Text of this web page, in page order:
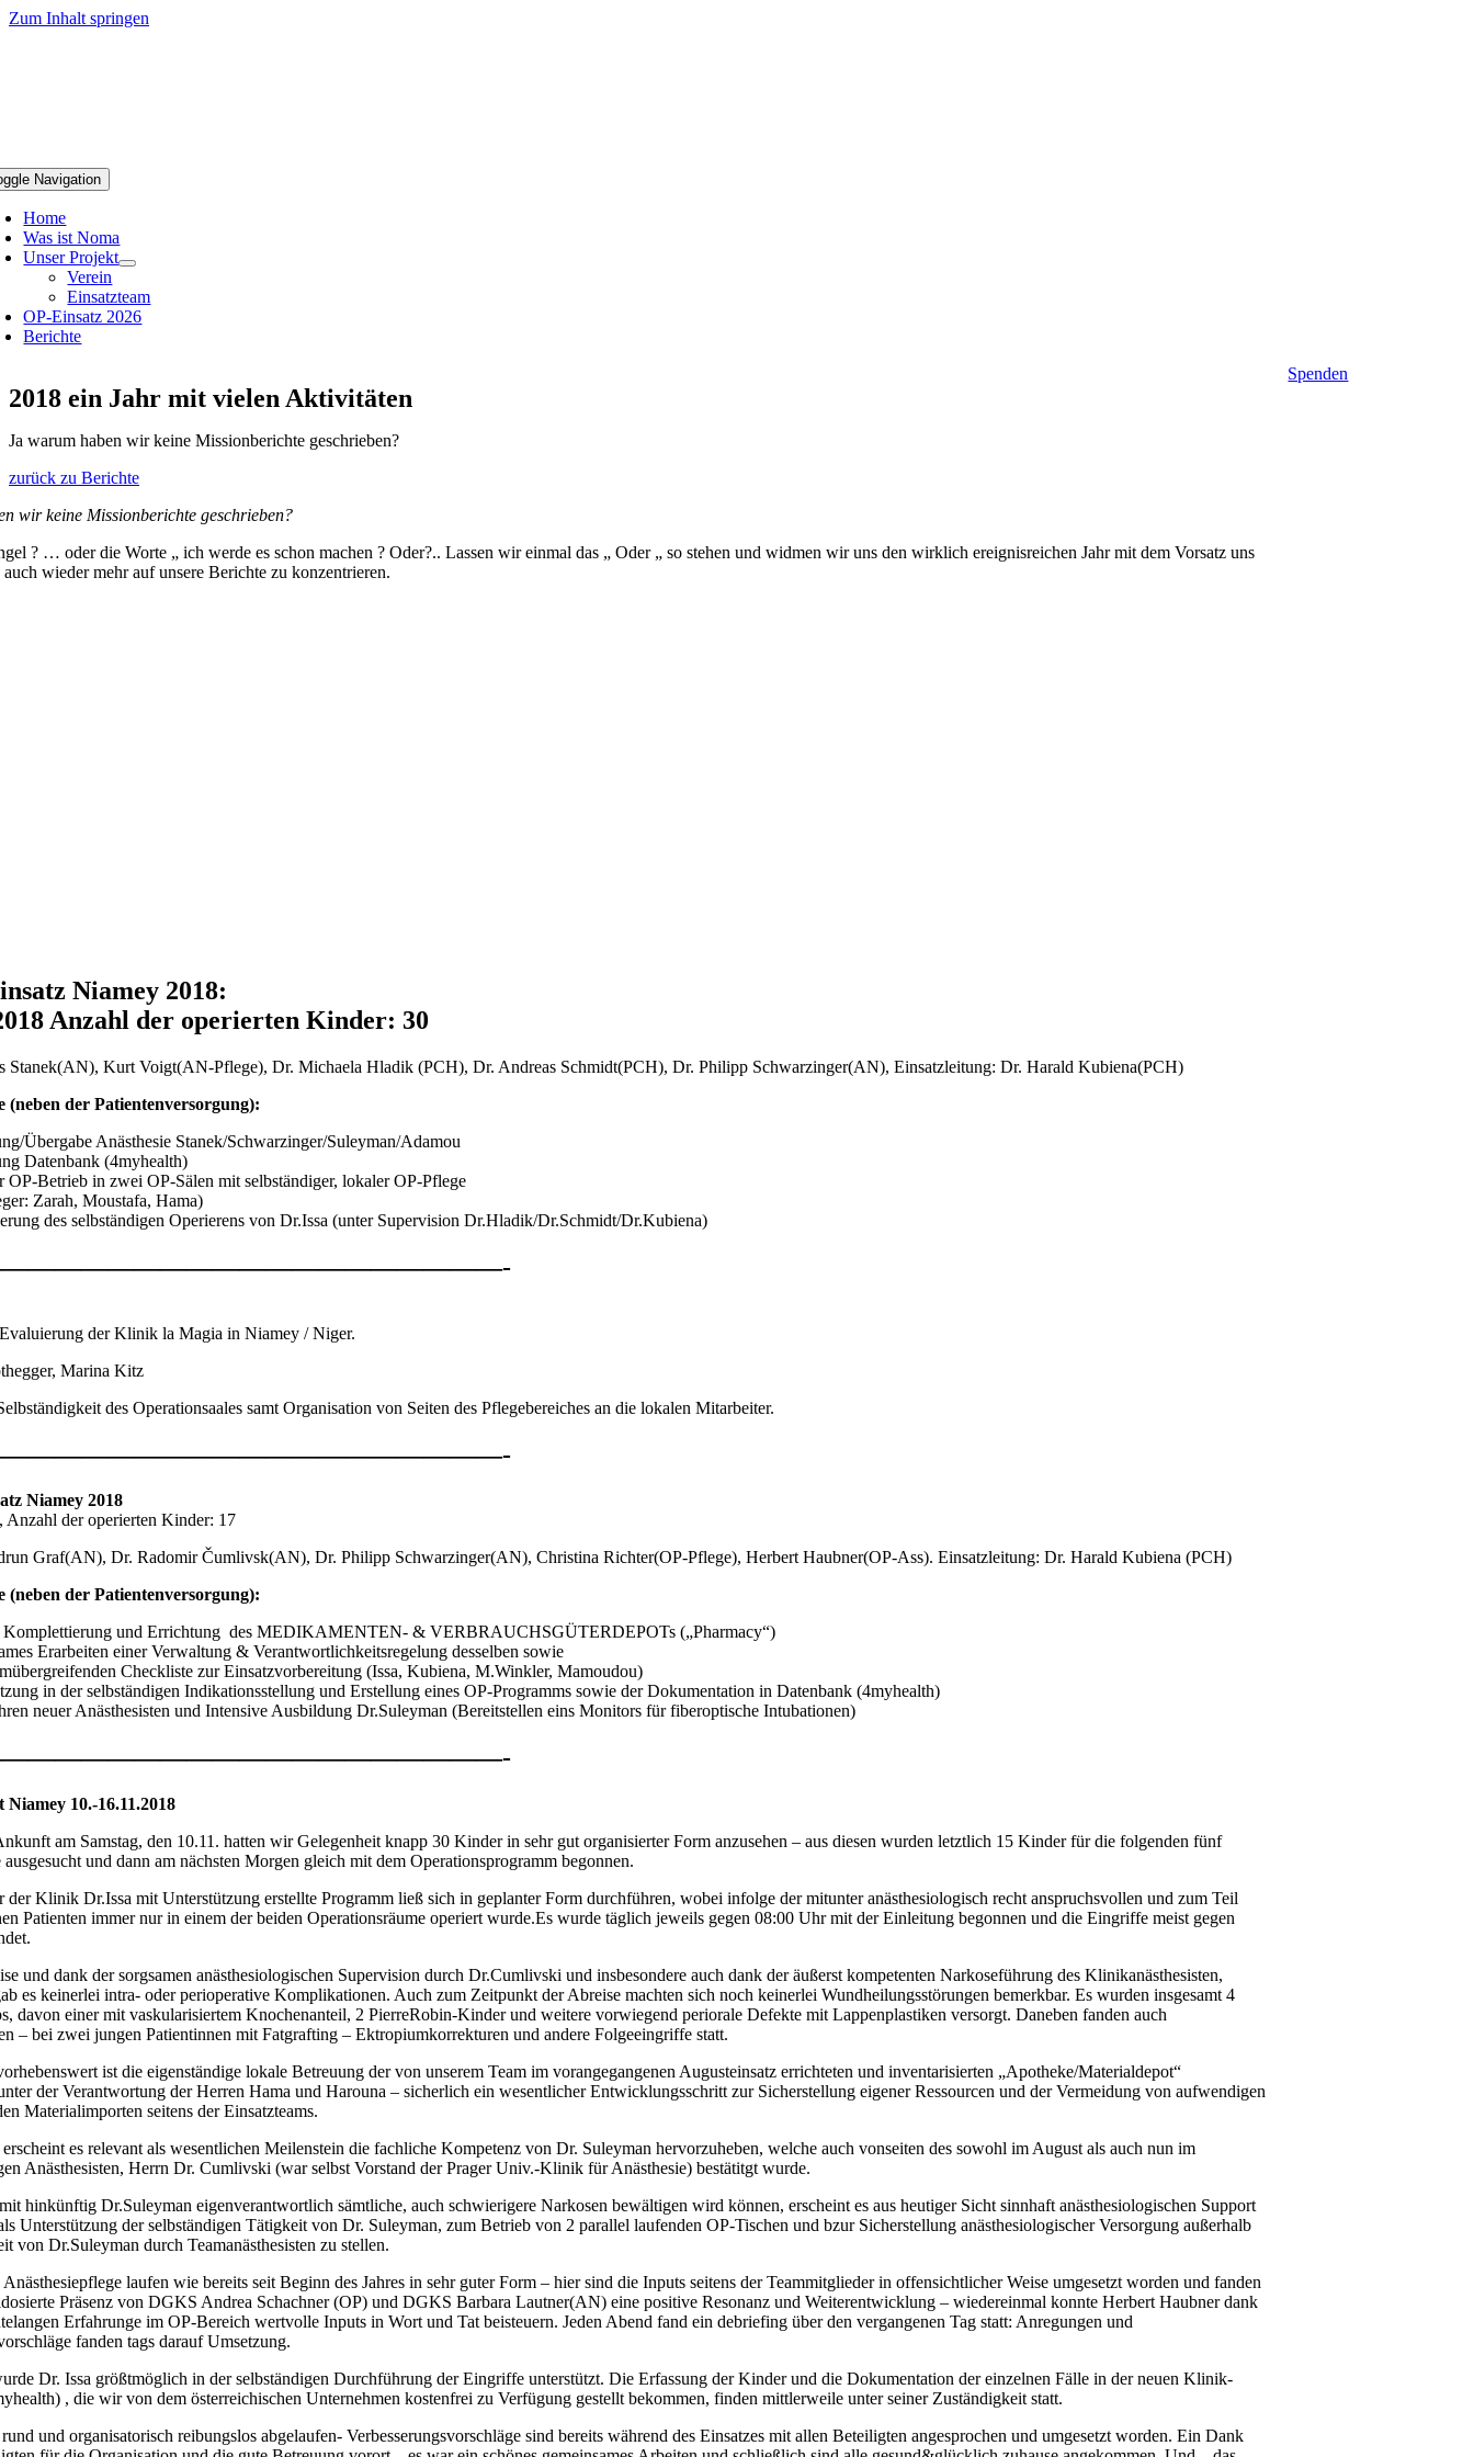
Zum Inhalt springen
Navigation
Home
Was ist Noma
Unser Projekt
Verein
Einsatzteam
OP-Einsatz 2026
Berichte
Spenden
2018 ein Jahr mit vielen Aktivitäten
Ja warum haben wir keine Missionberichte geschrieben?
zurück zu Berichte
wir keine Missionberichte geschrieben?
? … oder die Worte „ ich werde es schon machen ? Oder?.. Lassen wir einmal das „ Oder „ so stehen und widmen wir uns den wirklich ereignisreichen Jahr mit dem Vorsatz uns
auch wieder mehr auf unsere Berichte zu konzentrieren.
Niamey 2018:
Anzahl der operierten Kinder: 30
Stanek(AN), Kurt Voigt(AN-Pflege), Dr. Michaela Hladik (PCH), Dr. Andreas Schmidt(PCH), Dr. Philipp Schwarzinger(AN), Einsatzleitung: Dr. Harald Kubiena(PCH)
(neben der Patientenversorgung):
Übergabe Anästhesie Stanek/Schwarzinger/Suleyman/Adamou
Datenbank (4myhealth)
OP-Betrieb in zwei OP-Sälen mit selbständiger, lokaler OP-Pflege
Zarah, Moustafa, Hama)
des selbständigen Operierens von Dr.Issa (unter Supervision Dr.Hladik/Dr.Schmidt/Dr.Kubiena)
der Klinik la Magia in Niamey / Niger.
Marina Kitz
des Operationsaales samt Organisation von Seiten des Pflegebereiches an die lokalen Mitarbeiter.
Niamey 2018
Anzahl der operierten Kinder: 17
Graf(AN), Dr. Radomir Čumlivsk(AN), Dr. Philipp Schwarzinger(AN), Christina Richter(OP-Pflege), Herbert Haubner(OP-Ass). Einsatzleitung: Dr. Harald Kubiena (PCH)
(neben der Patientenversorgung):
Komplettierung und Errichtung des MEDIKAMENTEN- & VERBRAUCHSGÜTERDEPOTs („Pharmacy“)
Erarbeiten einer Verwaltung & Verantwortlichkeitsregelung desselben sowie
Checkliste zur Einsatzvorbereitung (Issa, Kubiena, M.Winkler, Mamoudou)
in der selbständigen Indikationsstellung und Erstellung eines OP-Programms sowie der Dokumentation in Datenbank (4myhealth)
neuer Anästhesisten und Intensive Ausbildung Dr.Suleyman (Bereitstellen eins Monitors für fiberoptische Intubationen)
10.-16.11.2018
am Samstag, den 10.11. hatten wir Gelegenheit knapp 30 Kinder in sehr gut organisierter Form anzusehen – aus diesen wurden letztlich 15 Kinder für die folgenden fünf
ausgesucht und dann am nächsten Morgen gleich mit dem Operationsprogramm begonnen.
der Klinik Dr.Issa mit Unterstützung erstellte Programm ließ sich in geplanter Form durchführen, wobei infolge der mitunter anästhesiologisch recht anspruchsvollen und zum Teil
Patienten immer nur in einem der beiden Operationsräume operiert wurde.Es wurde täglich jeweils gegen 08:00 Uhr mit der Einleitung begonnen und die Eingriffe meist gegen
und dank der sorgsamen anästhesiologischen Supervision durch Dr.Cumlivski und insbesondere auch dank der äußerst kompetenten Narkoseführung des Klinikanästhesisten,
es keinerlei intra- oder perioperative Komplikationen. Auch zum Zeitpunkt der Abreise machten sich noch keinerlei Wundheilungsstörungen bemerkbar. Es wurden insgesamt 4
davon einer mit vaskularisiertem Knochenanteil, 2 PierreRobin-Kinder und weitere vorwiegend periorale Defekte mit Lappenplastiken versorgt. Daneben fanden auch
– bei zwei jungen Patientinnen mit Fatgrafting – Ektropiumkorrekturen und andere Folgeeingriffe statt.
ist die eigenständige lokale Betreuung der von unserem Team im vorangegangenen Augusteinsatz errichteten und inventarisierten „Apotheke/Materialdepot“
der Verantwortung der Herren Hama und Harouna – sicherlich ein wesentlicher Entwicklungsschritt zur Sicherstellung eigener Ressourcen und der Vermeidung von aufwendigen
Materialimporten seitens der Einsatzteams.
es relevant als wesentlichen Meilenstein die fachliche Kompetenz von Dr. Suleyman hervorzuheben, welche auch vonseiten des sowohl im August als auch nun im
Anästhesisten, Herrn Dr. Cumlivski (war selbst Vorstand der Prager Univ.-Klinik für Anästhesie) bestätitgt wurde.
hinkünftig Dr.Suleyman eigenverantwortlich sämtliche, auch schwierigere Narkosen bewältigen wird können, erscheint es aus heutiger Sicht sinnhaft anästhesiologischen Support
Unterstützung der selbständigen Tätigkeit von Dr. Suleyman, zum Betrieb von 2 parallel laufenden OP-Tischen und bzur Sicherstellung anästhesiologischer Versorgung außerhalb
von Dr.Suleyman durch Teamanästhesisten zu stellen.
laufen wie bereits seit Beginn des Jahres in sehr guter Form – hier sind die Inputs seitens der Teammitglieder in offensichtlicher Weise umgesetzt worden und fanden
Präsenz von DGKS Andrea Schachner (OP) und DGKS Barbara Lautner(AN) eine positive Resonanz und Weiterentwicklung – wiedereinmal konnte Herbert Haubner dank
Erfahrunge im OP-Bereich wertvolle Inputs in Wort und Tat beisteuern. Jeden Abend fand ein debriefing über den vergangenen Tag statt: Anregungen und
fanden tags darauf Umsetzung.
Dr. Issa größtmöglich in der selbständigen Durchführung der Eingriffe unterstützt. Die Erfassung der Kinder und die Dokumentation der einzelnen Fälle in der neuen Klinik-
, die wir von dem österreichischen Unternehmen kostenfrei zu Verfügung gestellt bekommen, finden mittlerweile unter seiner Zuständigkeit statt.
und organisatorisch reibungslos abgelaufen- Verbesserungsvorschläge sind bereits während des Einsatzes mit allen Beteiligten angesprochen und umgesetzt worden. Ein Dank